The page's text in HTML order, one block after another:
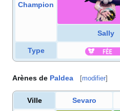
Champion
Sally
Type
Arènes de Paldea [modifier]
Ville Sevaro